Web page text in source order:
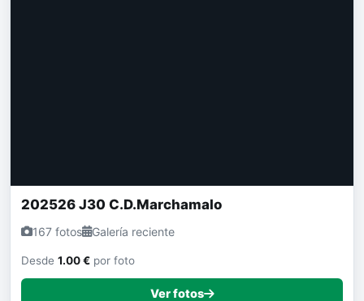
202526 J30 C.D.Marchamalo
167 fotos Galería reciente
Desde 1.00 € por foto
Ver fotos